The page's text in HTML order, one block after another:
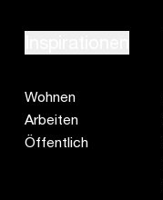
Wohnen
Arbeiten
Öffentlich